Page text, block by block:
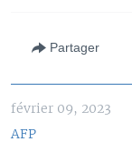
Partager
février 09, 2023
AFP